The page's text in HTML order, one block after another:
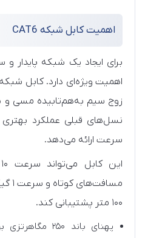
اهمیت کابل شبکه CAT6
برای ایجاد یک شبکه پایدار
زوج سیم به‌هم‌تابیده مسی و
نسل‌های قبلی عملکرد
سرعت ارائه می‌دهد.
۱۰۰ متر پشتیبانی کند.
پهنای باند ۲۵۰